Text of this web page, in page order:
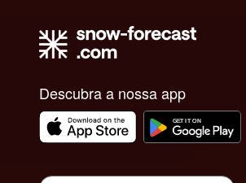
Descubra a nossa app